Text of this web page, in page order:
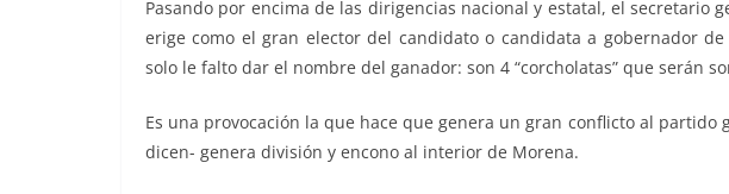
o
k
p k
Pasando por encima de las dirigencias nacional y estatal, el secretario
erige como el gran elector del candidato o candidata a gobernador
solo le falto dar el nombre del ganador: son 4 “corcholatas” que serán
Es una provocación la que hace que genera un gran conflicto al partido
dicen- genera división y encono al interior de Morena.